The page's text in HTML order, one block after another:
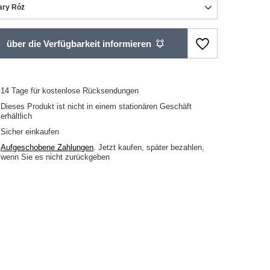
Róż
über die Verfügbarkeit informieren
14 Tage für kostenlose Rücksendungen
Dieses Produkt ist nicht in einem stationären Geschäft
erhältlich
Sicher einkaufen
Aufgeschobene Zahlungen. Jetzt kaufen, später bezahlen,
wenn Sie es nicht zurückgeben